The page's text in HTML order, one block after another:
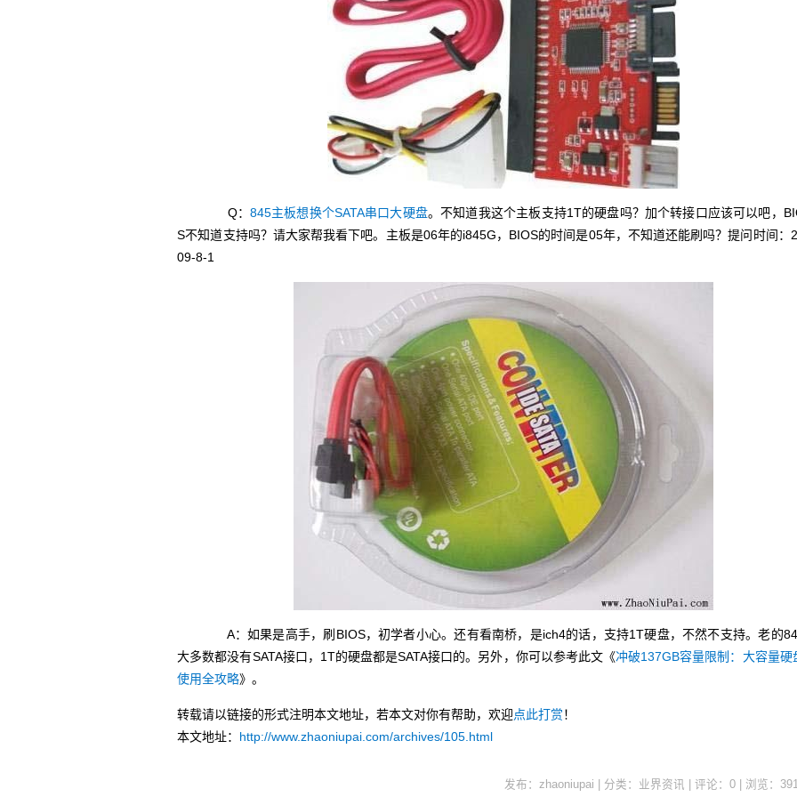
Q： 845主板想换个SATA串口大硬盘。不知道我这个主板支持1T的硬盘吗？加个转接口应该可以吧，
S不知道支持吗？请大家帮我看下吧。主板是06年的i845G，BIOS的时间是05年，不知道还能刷吗？提问时间：
09-8-1
A：如果是高手，刷BIOS，初学者小心。还有看南桥，是ich4的话，支持1T硬盘，不然不支持。老的
大多数都没有SATA接口，1T的硬盘都是SATA接口的。另外，你可以参考此文《冲破137GB容量限制：大容量硬
使用全攻略》。
转载请以链接的形式注明本文地址，若本文对你有帮助，欢迎点此打赏！
本文地址： http://www.zhaoniupai.com/archives/105.html
发布：zhaoniupai | 分类：业界资讯 | 评论：0 | 浏览：